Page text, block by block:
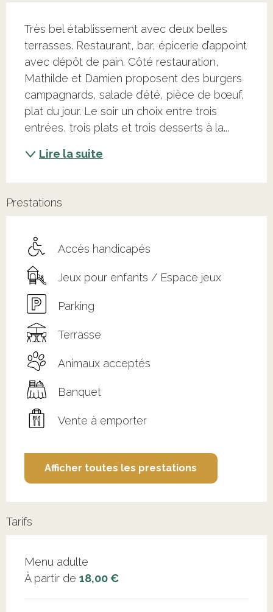
Très bel établissement avec deux belles
terrasses. Restaurant, bar, épicerie d’appoint
avec dépôt de pain. Côté restauration,
Mathilde et Damien proposent des burgers
campagnards, salade d’été, pièce de bœuf,
plat du jour. Le soir un choix entre trois
entrées, trois plats et trois desserts à la...
Lire la suite
Prestations
Accès handicapés
Jeux pour enfants / Espace jeux
Parking
Terrasse
Animaux acceptés
Banquet
Vente à emporter
Afficher toutes les prestations
Tarifs
Tarifs 2026
Menu adulte
À partir de 18,00 €